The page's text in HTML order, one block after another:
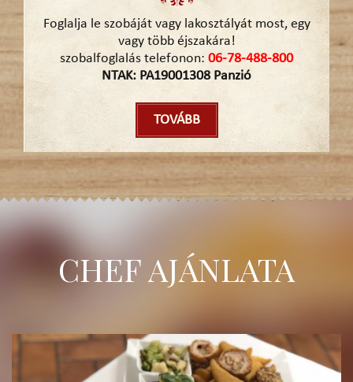
Foglalja le szobáját vagy lakosztályát most, egy
vagy több éjszakára!
szobalfoglalás telefonon: 06-78-488-800
NTAK: PA19001308 Panzió
TOVÁBB
CHEF AJÁNLATA